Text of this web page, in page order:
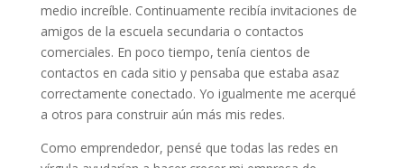
medio increíble. Continuamente recibía invitaciones de
amigos de la escuela secundaria o contactos
comerciales. En poco tiempo, tenía cientos de
contactos en cada sitio y pensaba que estaba asaz
correctamente conectado. Yo igualmente me acerqué
a otros para construir aún más mis redes.
Como emprendedor, pensé que todas las redes en